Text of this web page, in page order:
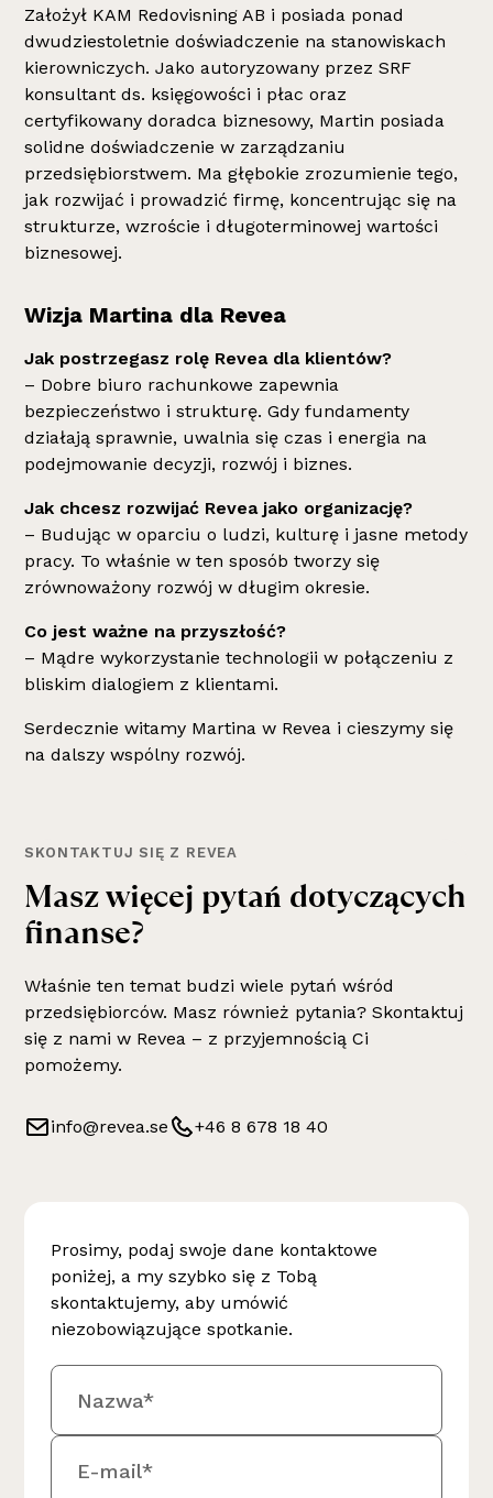
Założył KAM Redovisning AB i posiada ponad
dwudziestoletnie doświadczenie na stanowiskach
kierowniczych. Jako autoryzowany przez SRF
konsultant ds. księgowości i płac oraz
certyfikowany doradca biznesowy, Martin posiada
solidne doświadczenie w zarządzaniu
przedsiębiorstwem. Ma głębokie zrozumienie tego,
jak rozwijać i prowadzić firmę, koncentrując się na
strukturze, wzroście i długoterminowej wartości
biznesowej.
Wizja Martina dla Revea
Jak postrzegasz rolę Revea dla klientów?
– Dobre biuro rachunkowe zapewnia
bezpieczeństwo i strukturę. Gdy fundamenty
działają sprawnie, uwalnia się czas i energia na
podejmowanie decyzji, rozwój i biznes.
Jak chcesz rozwijać Revea jako organizację?
– Budując w oparciu o ludzi, kulturę i jasne metody
pracy. To właśnie w ten sposób tworzy się
zrównoważony rozwój w długim okresie.
Co jest ważne na przyszłość?
– Mądre wykorzystanie technologii w połączeniu z
bliskim dialogiem z klientami.
Serdecznie witamy Martina w Revea i cieszymy się
na dalszy wspólny rozwój.
SKONTAKTUJ SIĘ Z REVEA
Masz więcej pytań dotyczących
finanse?
Właśnieten temat budzi wiele pytań wśród
przedsiębiorców. Masz również pytania? Skontaktuj
się z nami w Revea – z przyjemnością Ci
pomożemy.
info@revea.se +46 8 678 18 40
Prosimy, podaj swoje dane kontaktowe
poniżej, a my szybko się z Tobą
skontaktujemy, aby umówić
niezobowiązujące spotkanie.
Nazwa*
E-mail*